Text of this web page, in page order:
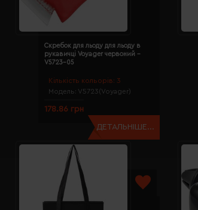
Кількість кольорів: 3
Модель: V5723(Voyager)
Скребок для льоду для льоду в
рукавичці Voyager червоний -
V5723-05
178.86 грн
ДЕТАЛЬНІШЕ...